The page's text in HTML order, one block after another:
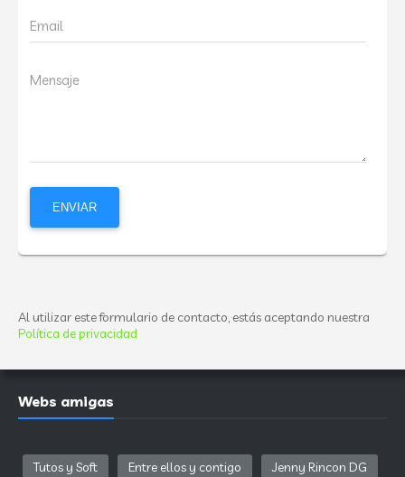
Email
Mensaje
Al utilizar este formulario de contacto, estás aceptando nuestra
Política de privacidad
Webs amigas
Tutos y Soft Entre ellos y contigo Jenny Rincon DG